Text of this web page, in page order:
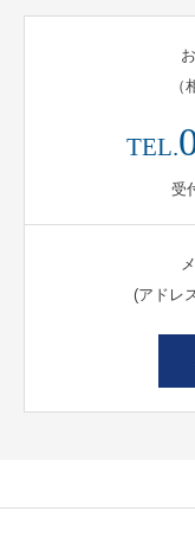
TEL.
受
(アドレ